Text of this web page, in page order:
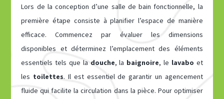
Lors de la conception d’une salle de bain fonctionnelle, la
première étape consiste à planifier l’espace de manière
efficace. Commencez par évaluer les dimensions
disponibles et déterminez l’emplacement des éléments
essentiels tels que la douche, la baignoire, le lavabo et
les toilettes. Il est essentiel de garantir un agencement
fluide qui facilite la circulation dans la pièce. Pour optimiser